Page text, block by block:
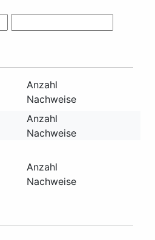
Anzahl
Nachweise
Anzahl
Nachweise
Anzahl
Nachweise